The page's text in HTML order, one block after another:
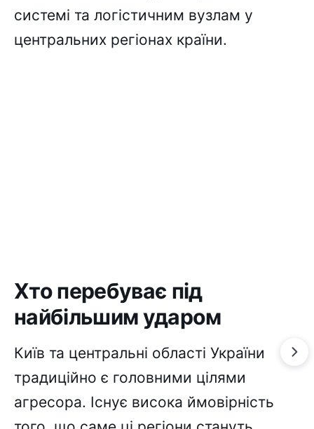
системі та логістичним вузлам у
центральних регіонах країни.
Хто перебуває під
найбільшим ударом
Київ та центральні області України
традиційно є головними цілями
агресора. Існує висока ймовірність